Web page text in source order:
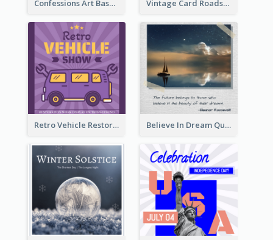
Confessions Art Basel Instagram Post Vintage Card Roadshow Instagram Post
Retro Vehicle Restoration Instagram Post Believe In Dream Quote Instagram Post